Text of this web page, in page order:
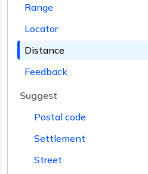
Range
Locator
Distance
Feedback
Suggest
Postal code
Settlement
Street